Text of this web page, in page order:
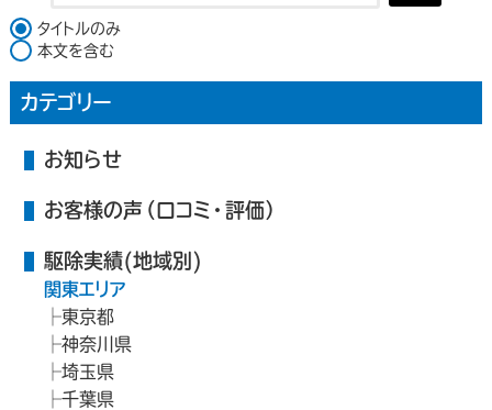
検索対象
タイトルのみ
本文を含む
カテゴリー
お知らせ
お客様の声（口コミ・評価）
駆除実績(地域別)
関東エリア
東京都
神奈川県
埼玉県
千葉県